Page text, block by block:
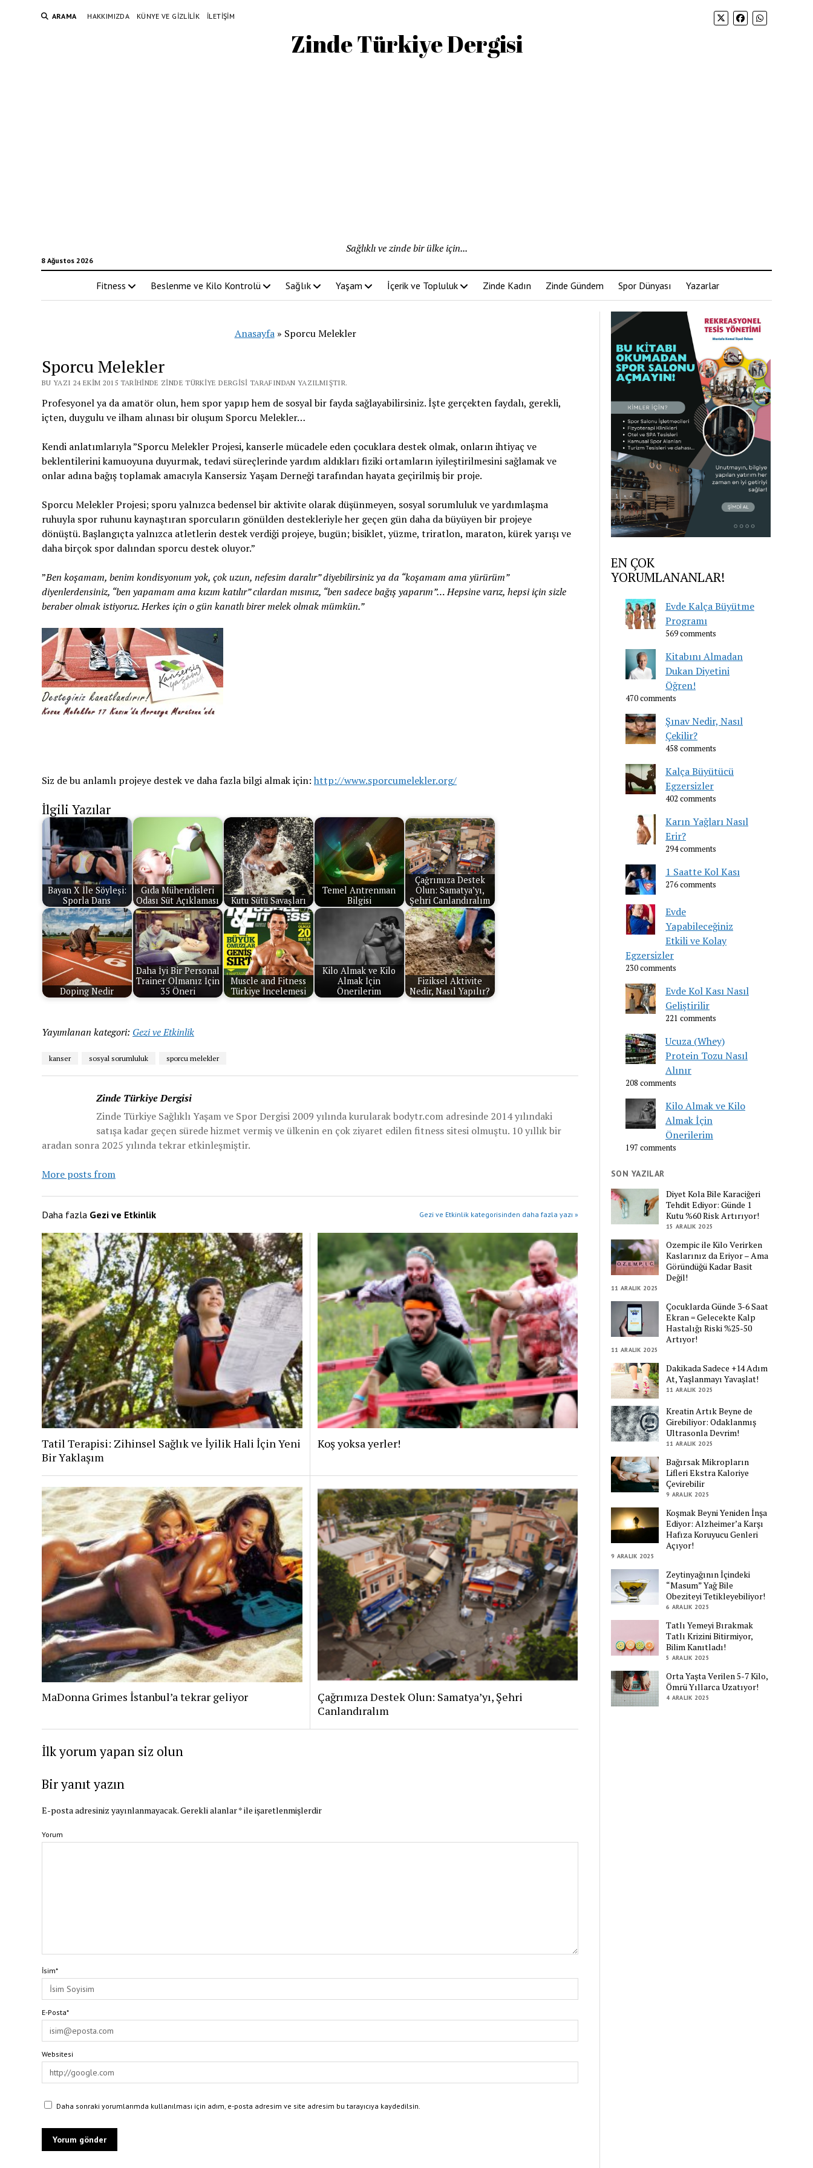
ARAMA HAKKIMIZDA KÜNYE VE GIZLILIK İLETIŞIM
Zinde Türkiye Dergisi
8 Ağustos 2026
Sağlıklı ve zinde bir ülke için...
Fitness Beslenme ve Kilo Kontrolü Sağlık Yaşam İçerik ve Topluluk Zinde Kadın Zinde Gündem Spor Dünyası Yazarlar
Anasayfa» Sporcu Melekler
Sporcu Melekler
BU YAZI 24 EKIM 2015 TARIHINDE ZINDE TÜRKIYE DERGISI TARAFINDAN YAZILMIŞTIR.
Profesyonel ya da amatör olun, hem spor yapıp hem de sosyal bir fayda sağlayabilirsiniz. İşte gerçekten faydalı, gerekli,
içten, duygulu ve ilham alınası bir oluşum Sporcu Melekler…
Kendi anlatımlarıyla ”Sporcu Melekler Projesi, kanserle mücadele eden çocuklara destek olmak, onların ihtiyaç ve
beklentilerini kamuoyuna duyurmak, tedavi süreçlerinde yardım aldıkları fiziki ortamların iyileştirilmesini sağlamak ve
onlar adına bağış toplamak amacıyla Kansersiz Yaşam Derneği tarafından hayata geçirilmiş bir proje.
Sporcu Melekler Projesi; sporu yalnızca bedensel bir aktivite olarak düşünmeyen, sosyal sorumluluk ve yardımlaşma
ruhuyla spor ruhunu kaynaştıran sporcuların gönülden destekleriyle her geçen gün daha da büyüyen bir projeye
dönüştü. Başlangıçta yalnızca atletlerin destek verdiği projeye, bugün; bisiklet, yüzme, triratlon, maraton, kürek yarışı ve
daha birçok spor dalından sporcu destek oluyor.”
”Ben koşamam, benim kondisyonum yok, çok uzun, nefesim daralır” diyebilirsiniz ya da “koşamam ama yürürüm”
diyenlerdensiniz, “ben yapamam ama kızım katılır” cılardan mısınız, “ben sadece bağış yaparım”… Hepsine varız, hepsi için sizle
beraber olmak istiyoruz. Herkes için o gün kanatlı birer melek olmak mümkün.”
Siz de bu anlamlı projeye destek ve daha fazla bilgi almak için: http://www.sporcumelekler.org/
İlgili Yazılar
Bayan X İle Söyleşi:
Sporla Dans
Gıda Mühendisleri
Odası Süt Açıklaması
Kutu Sütü Savaşları
Temel Antrenman
Bilgisi
Çağrımıza Destek
Olun: Samatya’yı,
Şehri Canlandıralım
Doping Nedir
Daha İyi Bir Personal
Trainer Olmanız İçin
35 Öneri
Muscle and Fitness
Türkiye İncelemesi
Kilo Almak ve Kilo
Almak İçin
Önerilerim
Fiziksel Aktivite
Nedir, Nasıl Yapılır?
Yayımlanan kategori: Gezi ve Etkinlik
kanser sosyal sorumluluk sporcu melekler
Zinde Türkiye Dergisi
Zinde Türkiye Sağlıklı Yaşam ve Spor Dergisi 2009 yılında kurularak bodytr.com adresinde 2014 yılındaki
satışa kadar geçen sürede hizmet vermiş ve ülkenin en çok ziyaret edilen fitness sitesi olmuştu. 10 yıllık bir
aradan sonra 2025 yılında tekrar etkinleşmiştir.
More posts from
Daha fazla Gezi ve Etkinlik Gezi ve Etkinlik kategorisinden daha fazla yazı »
Tatil Terapisi: Zihinsel Sağlık ve İyilik Hali İçin Yeni
Bir Yaklaşım
Koş yoksa yerler!
MaDonna Grimes İstanbul’a tekrar geliyor
Çağrımıza Destek Olun: Samatya’yı, Şehri
Canlandıralım
İlk yorum yapan siz olun
Bir yanıt yazın
E-posta adresiniz yayınlanmayacak.Gerekli alanlar*ile işaretlenmişlerdir
Yorum
İsim*
E-Posta*
Websitesi
Daha sonraki yorumlarımda kullanılması için adım, e-posta adresim ve site adresim bu tarayıcıya kaydedilsin.
EN ÇOK
YORUMLANANLAR!
Evde Kalça Büyütme
Programı
569 comments
Kitabını Almadan
Dukan Diyetini
Öğren!
470 comments
Şınav Nedir, Nasıl
Çekilir?
458 comments
Kalça Büyütücü
Egzersizler
402 comments
Karın Yağları Nasıl
Erir?
294 comments
1 Saatte Kol Kası
276 comments
Evde
Yapabileceğiniz
Etkili ve Kolay
Egzersizler
230 comments
Evde Kol Kası Nasıl
Geliştirilir
221 comments
Ucuza (Whey)
Protein Tozu Nasıl
Alınır
208 comments
Kilo Almak ve Kilo
Almak İçin
Önerilerim
197 comments
SON YAZILAR
Diyet Kola Bile Karaciğeri
Tehdit Ediyor: Günde 1
Kutu %60 Risk Artırıyor!
15 ARALIK 2025
Ozempic ile Kilo Verirken
Kaslarınız da Eriyor – Ama
Göründüğü Kadar Basit
Değil!
11 ARALIK 2025
Çocuklarda Günde 3-6 Saat
Ekran = Gelecekte Kalp
Hastalığı Riski %25-50
Artıyor!
11 ARALIK 2025
Dakikada Sadece +14 Adım
At, Yaşlanmayı Yavaşlat!
11 ARALIK 2025
Kreatin Artık Beyne de
Girebiliyor: Odaklanmış
Ultrasonla Devrim!
11 ARALIK 2025
Bağırsak Mikropların
Lifleri Ekstra Kaloriye
Çevirebilir
9 ARALIK 2025
Koşmak Beyni Yeniden İnşa
Ediyor: Alzheimer’a Karşı
Hafıza Koruyucu Genleri
Açıyor!
9 ARALIK 2025
Zeytinyağının İçindeki
“Masum” Yağ Bile
Obeziteyi Tetikleyebiliyor!
6 ARALIK 2025
Tatlı Yemeyi Bırakmak
Tatlı Krizini Bitirmiyor,
Bilim Kanıtladı!
5 ARALIK 2025
Orta Yaşta Verilen 5-7 Kilo,
Ömrü Yıllarca Uzatıyor!
4 ARALIK 2025